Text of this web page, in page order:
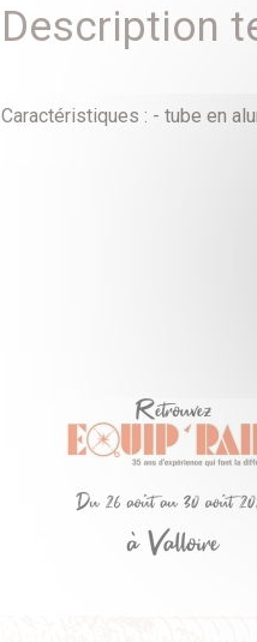
Description
Caractéristiques : - tube en